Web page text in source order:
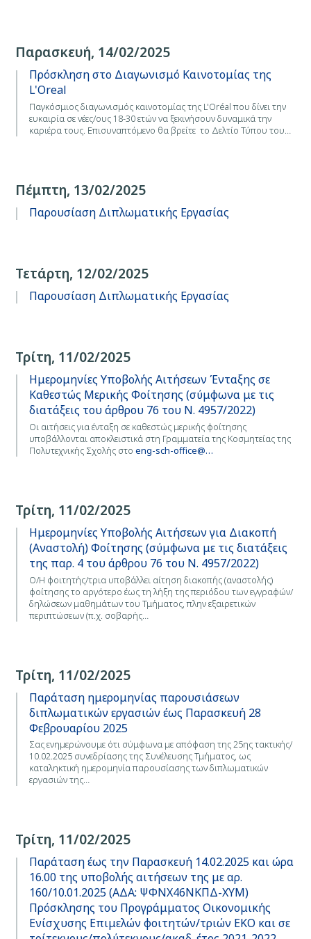
Παρασκευή, 14/02/2025
Πρόσκληση στο Διαγωνισμό Καινοτομίας της
L'Oreal
Παγκόσμιος διαγωνισμός καινοτομίας της L'Oréal που δίνει την
ευκαιρία σε νέες/ους 18-30 ετών να ξεκινήσουν δυναμικά την
καριέρα τους. Επισυναπτόμενο θα βρείτε το Δελτίο Τύπου του…
Πέμπτη, 13/02/2025
Παρουσίαση Διπλωματικής Εργασίας
Τετάρτη, 12/02/2025
Παρουσίαση Διπλωματικής Εργασίας
Τρίτη, 11/02/2025
Ημερομηνίες Υποβολής Αιτήσεων Ένταξης σε
Καθεστώς Μερικής Φοίτησης (σύμφωνα με τις
διατάξεις του άρθρου 76 του Ν. 4957/2022)
Οι αιτήσεις για ένταξη σε καθεστώς μερικής φοίτησης
υποβάλλονται αποκλειστικά στη Γραμματεία της Κοσμητείας της
Πολυτεχνικής Σχολής στο eng-sch-office@…
Τρίτη, 11/02/2025
Ημερομηνίες Υποβολής Αιτήσεων για Διακοπή
(Αναστολή) Φοίτησης (σύμφωνα με τις διατάξεις
της παρ. 4 του άρθρου 76 του Ν. 4957/2022)
Ο/Η φοιτητής/τρια υποβάλλει αίτηση διακοπής (αναστολής)
φοίτησης το αργότερο έως τη λήξη της περιόδου των εγγραφών/
δηλώσεων μαθημάτων του Τμήματος, πλην εξαιρετικών
περιπτώσεων (π.χ. σοβαρής…
Τρίτη, 11/02/2025
Παράταση ημερομηνίας παρουσιάσεων
διπλωματικών εργασιών έως Παρασκευή 28
Φεβρουαρίου 2025
Σας ενημερώνουμε ότι σύμφωνα με απόφαση της 25ης τακτικής/
10.02.2025 συνεδρίασης της Συνέλευσης Τμήματος, ως
καταληκτική ημερομηνία παρουσίασης των διπλωματικών
εργασιών της…
Τρίτη, 11/02/2025
Παράταση έως την Παρασκευή 14.02.2025 και ώρα
16.00 της υποβολής αιτήσεων της με αρ.
160/10.01.2025 (ΑΔΑ: ΨΦΝΧ46ΝΚΠΔ-ΧΥΜ)
Πρόσκλησης του Προγράμματος Οικονομικής
Ενίσχυσης Επιμελών φοιτητών/τριών ΕΚΟ και σε